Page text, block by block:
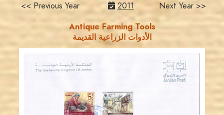
<< Previous Year 2011
Next Year >>
Antique Farming Tools
الأدوات الزراعية القديمة